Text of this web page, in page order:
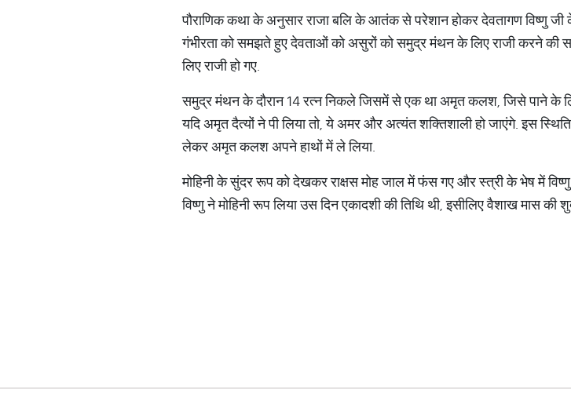
पौराणिक कथा के अनुसार राजा बलि के आतंक से परेशान होकर देवतागण विष्णु जी
गंभीरता को समझते हुए देवताओं को असुरों को समुद्र मंथन के लिए राजी करने
लिए राजी हो गए.
समुद्र मंथन के दौरान 14 रत्न निकले जिसमें से एक था अमृत कलश, जिसे पाने के
यदि अमृत दैत्यों ने पी लिया तो, ये अमर और अत्यंत शक्तिशाली हो जाएंगे. इस
लेकर अमृत कलश अपने हाथों में ले लिया.
मोहिनी के सुंदर रूप को देखकर राक्षस मोह जाल में फंस गए और स्त्री के भेष में
विष्णु ने मोहिनी रूप लिया उस दिन एकादशी की तिथि थी, इसीलिए वैशाख मास की